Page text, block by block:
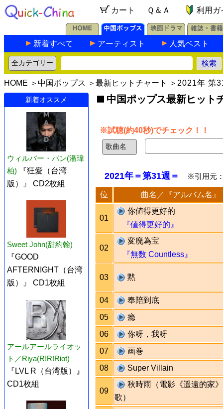
カート Ｑ＆Ａ 利用ガ
新着すべて アーティスト 人気ベスト
HOME ＞ 中国ポップス ＞ 最新ヒットチャート ＞ 2021年 第
新着オススメ
ウィルバー・パン(潘瑋
柏)
『狂愛（台湾
版）』 CD2枚組
Sweet John(甜約翰)
『GOOD
AFTERNIGHT（台湾
版）』 CD1枚組
アールアールライオッ
ト／Riya(R!R!Riot)
『LVL R（台湾版）』
CD1枚組
中国ポップス最新ヒット
※試聴(約40秒)でチェック！！
2021年＝第31週＝ ※引用元
位 曲名／『アルバム名』
01
你値得更好的
『値得更好的』
02
変廃為宝
『無数 Countless』
03 黙
04
奉陪到底
05
瘾
06
你呀，我呀
07
画巻
08
Super Villain
09
秋時雨（電影《遥遠的家
歌）